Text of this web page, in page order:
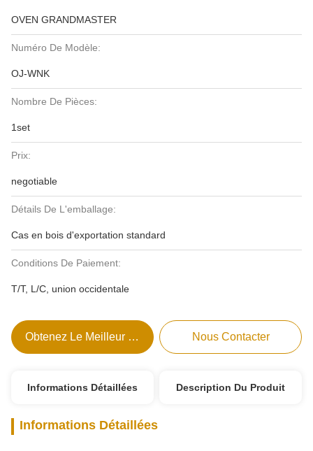
OVEN GRANDMASTER
Numéro De Modèle:
OJ-WNK
Nombre De Pièces:
1set
Prix:
negotiable
Détails De L'emballage:
Cas en bois d'exportation standard
Conditions De Paiement:
T/T, L/C, union occidentale
Obtenez Le Meilleur Prix Nous Contacter
Informations Détaillées Description Du Produit
Informations Détaillées